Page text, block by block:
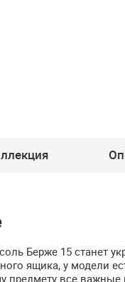
Берже 15 станет
ящика, у модели
предмету все